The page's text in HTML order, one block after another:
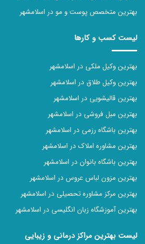
بهترین متخصص پوست و مو در اسلامشهر
لیست کسب و کارها
بهترین وکیل ملکی در اسلامشهر
بهترین وکیل طلاق در اسلامشهر
بهترین قالیشویی در اسلامشهر
بهترین مبل فروشی در اسلامشهر
بهترین باشگاه رزمی در اسلامشهر
بهترین مشاوره املاک در اسلامشهر
بهترین باشگاه بانوان در اسلامشهر
بهترین مزون لباس عروس در اسلامشهر
بهترین مرکز مشاوره تحصیلی در اسلامشهر
بهترین آموزشگاه زبان انگلیسی در اسلامشهر
لیست بهترین مراکز درمانی و زیبایی